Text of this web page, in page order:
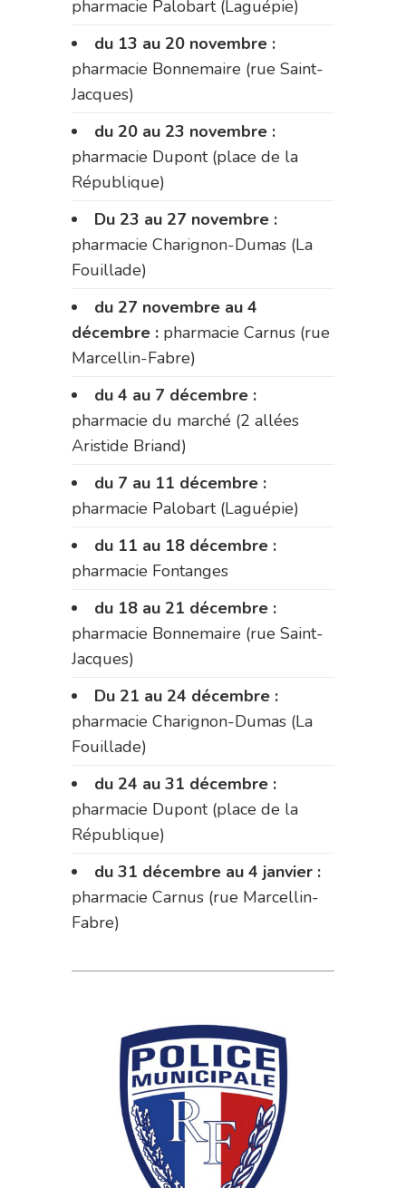
pharmacie Palobart (Laguépie)
du 13 au 20 novembre :
pharmacie Bonnemaire (rue Saint-
Jacques)
du 20 au 23 novembre :
pharmacie Dupont (place de la
République)
Du 23 au 27 novembre :
pharmacie Charignon-Dumas (La
Fouillade)
du 27 novembre au 4
décembre : pharmacie Carnus (rue
Marcellin-Fabre)
du 4 au 7 décembre :
pharmacie du marché (2 allées
Aristide Briand)
du 7 au 11 décembre :
pharmacie Palobart (Laguépie)
du 11 au 18 décembre :
pharmacie Fontanges
du 18 au 21 décembre :
pharmacie Bonnemaire (rue Saint-
Jacques)
Du 21 au 24 décembre :
pharmacie Charignon-Dumas (La
Fouillade)
du 24 au 31 décembre :
pharmacie Dupont (place de la
République)
du 31 décembre au 4 janvier :
pharmacie Carnus (rue Marcellin-
Fabre)